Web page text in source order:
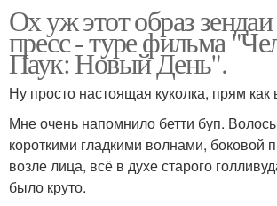
Ох уж этот образ
пресс - туре фильма
Паук: Новый День".
Ну просто настоящая куколка, прям как
Мне очень напомнило бетти буп.
короткими гладкими волнами, боковой
возле лица, всё в духе старого
было круто.